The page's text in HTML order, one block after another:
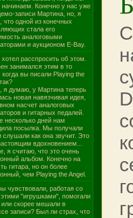
начинаем. Конечно у нас уже
записи Мартина, но, я
что одной из конечных
стала его
аналоговыми
и аукционом E-Bay.
расспросить об этом.
занимался этим в то
вы писали Playing the
я думаю, у Мартина теперь
новая навязчивая идея,
насчет аналоговых
и гитарных педалей.
несколько дней нам
посылка. Мы получали
слушали как она звучит. Это
вдохновением...
я считаю, что это очень
альбом. Конечно на
гитара, но он более
чем Playing the Angel.
чувствовали, работая со
"игрушками", помогали
или скорее мешали в
записи? Был ли страх, что